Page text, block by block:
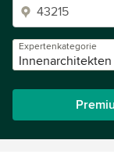
Expertenkategorie
Innenarchitekten